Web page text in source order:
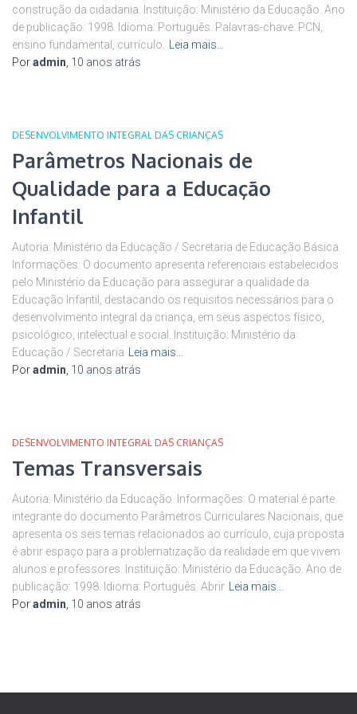
construção da cidadania. Instituição: Ministério da Educação. Ano
de publicação: 1998. Idioma: Português. Palavras-chave: PCN,
ensino fundamental, currículo.
Leia mais…
Poradmin 10 anos atrás
DESENVOLVIMENTO INTEGRAL DAS CRIANÇAS
Parâmetros Nacionais de
Qualidade para a Educação
Infantil
Autoria: Ministério da Educação / Secretaria de Educação Básica.
Informações: O documento apresenta referenciais estabelecidos
pelo Ministério da Educação para assegurar a qualidade da
Educação Infantil, destacando os requisitos necessários para o
desenvolvimento integral da criança, em seus aspectos físico,
psicológico, intelectual e social. Instituição: Ministério da
Educação / Secretaria
Leia mais…
Poradmin 10 anos atrás
DESENVOLVIMENTO INTEGRAL DAS CRIANÇAS
Temas Transversais
Autoria: Ministério da Educação. Informações: O material é parte
integrante do documento Parâmetros Curriculares Nacionais, que
apresenta os seis temas relacionados ao currículo, cuja proposta
é abrir espaço para a problematização da realidade em que vivem
alunos e professores. Instituição: Ministério da Educação. Ano de
publicação: 1998. Idioma: Português. Abrir
Leia mais…
Poradmin 10 anos atrás